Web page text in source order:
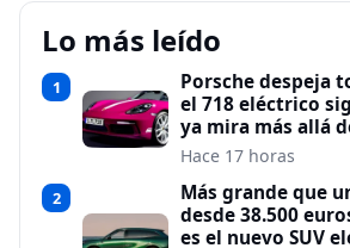
Lo más leído
1
Porsche despeja
el 718 eléctrico
ya mira más allá
Hace 17 horas
2
Más grande que
desde 38.500
es el nuevo SUV